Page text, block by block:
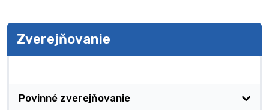
Zverejňovanie
Povinné zverejňovanie